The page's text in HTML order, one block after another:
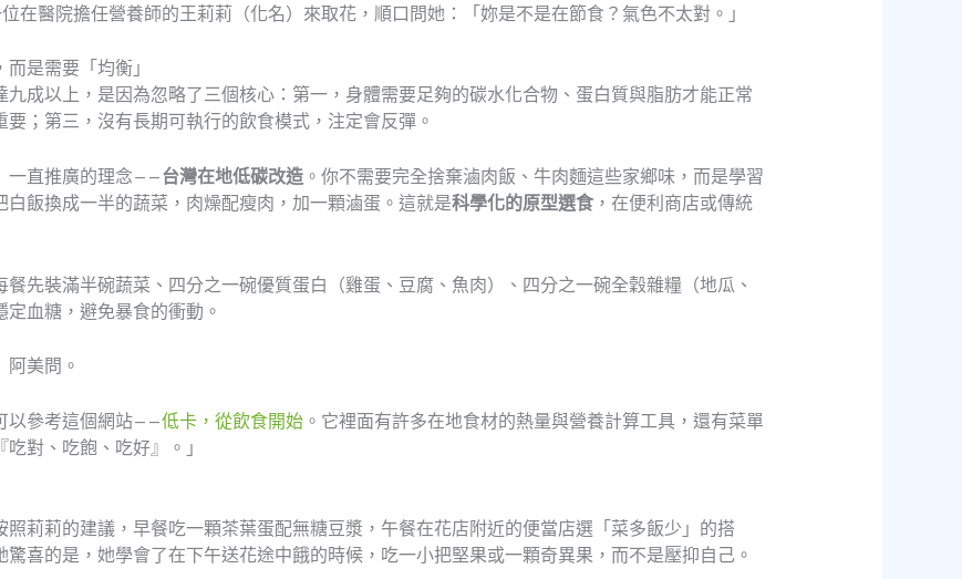
醫院擔任營養師的王莉莉（化名）來取花，順口問她：「妳是不是在節食？氣色不太對。」
是需要「均衡」
成以上，是因為忽略了三個核心：第一，身體需要足夠的碳水化合物、蛋白質與脂肪才能正常
；第三，沒有長期可執行的飲食模式，注定會反彈。
一直推廣的理念——台灣在地低碳改造。你不需要完全捨棄滷肉飯、牛肉麵這些家鄉味，而是學習
白飯換成一半的蔬菜，肉燥配瘦肉，加一顆滷蛋。這就是科學化的原型選食，在便利商店或傳統
餐先裝滿半碗蔬菜、四分之一碗優質蛋白（雞蛋、豆腐、魚肉）、四分之一碗全穀雜糧（地瓜、
血糖，避免暴食的衝動。
阿美問。
以參考這個網站——低卡，從飲食開始。它裡面有許多在地食材的熱量與營養計算工具，還有菜單
對、吃飽、吃好』。」
莉莉的建議，早餐吃一顆茶葉蛋配無糖豆漿，午餐在花店附近的便當店選「菜多飯少」的搭
喜的是，她學會了在下午送花途中餓的時候，吃一小把堅果或一顆奇異果，而不是壓抑自己。